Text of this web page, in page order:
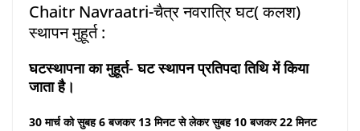
Chaitr Navraatri-चैत्र नवरात्रि घट( कलश)
स्थापन मुहूर्त :
घटस्थापना का मुहूर्त- घट स्थापन प्रतिपदा तिथि में किया
जाता है।
30 मार्च को सुबह 6 बजकर 13 मिनट से लेकर सुबह 10 बजकर 22 मिनट